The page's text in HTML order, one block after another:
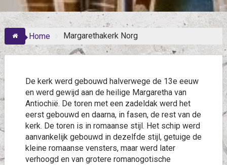
Home Margarethakerk Norg
De kerk werd gebouwd halverwege de 13e eeuw
en werd gewijd aan de heilige Margaretha van
Antiochië. De toren met een zadeldak werd het
eerst gebouwd en daarna, in fasen, de rest van de
kerk. De toren is in romaanse stijl. Het schip werd
aanvankelijk gebouwd in dezelfde stijl, getuige de
kleine romaanse vensters, maar werd later
verhoogd en van grotere romanogotische